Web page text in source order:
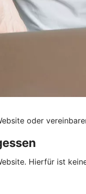
oder
Hierfür ist